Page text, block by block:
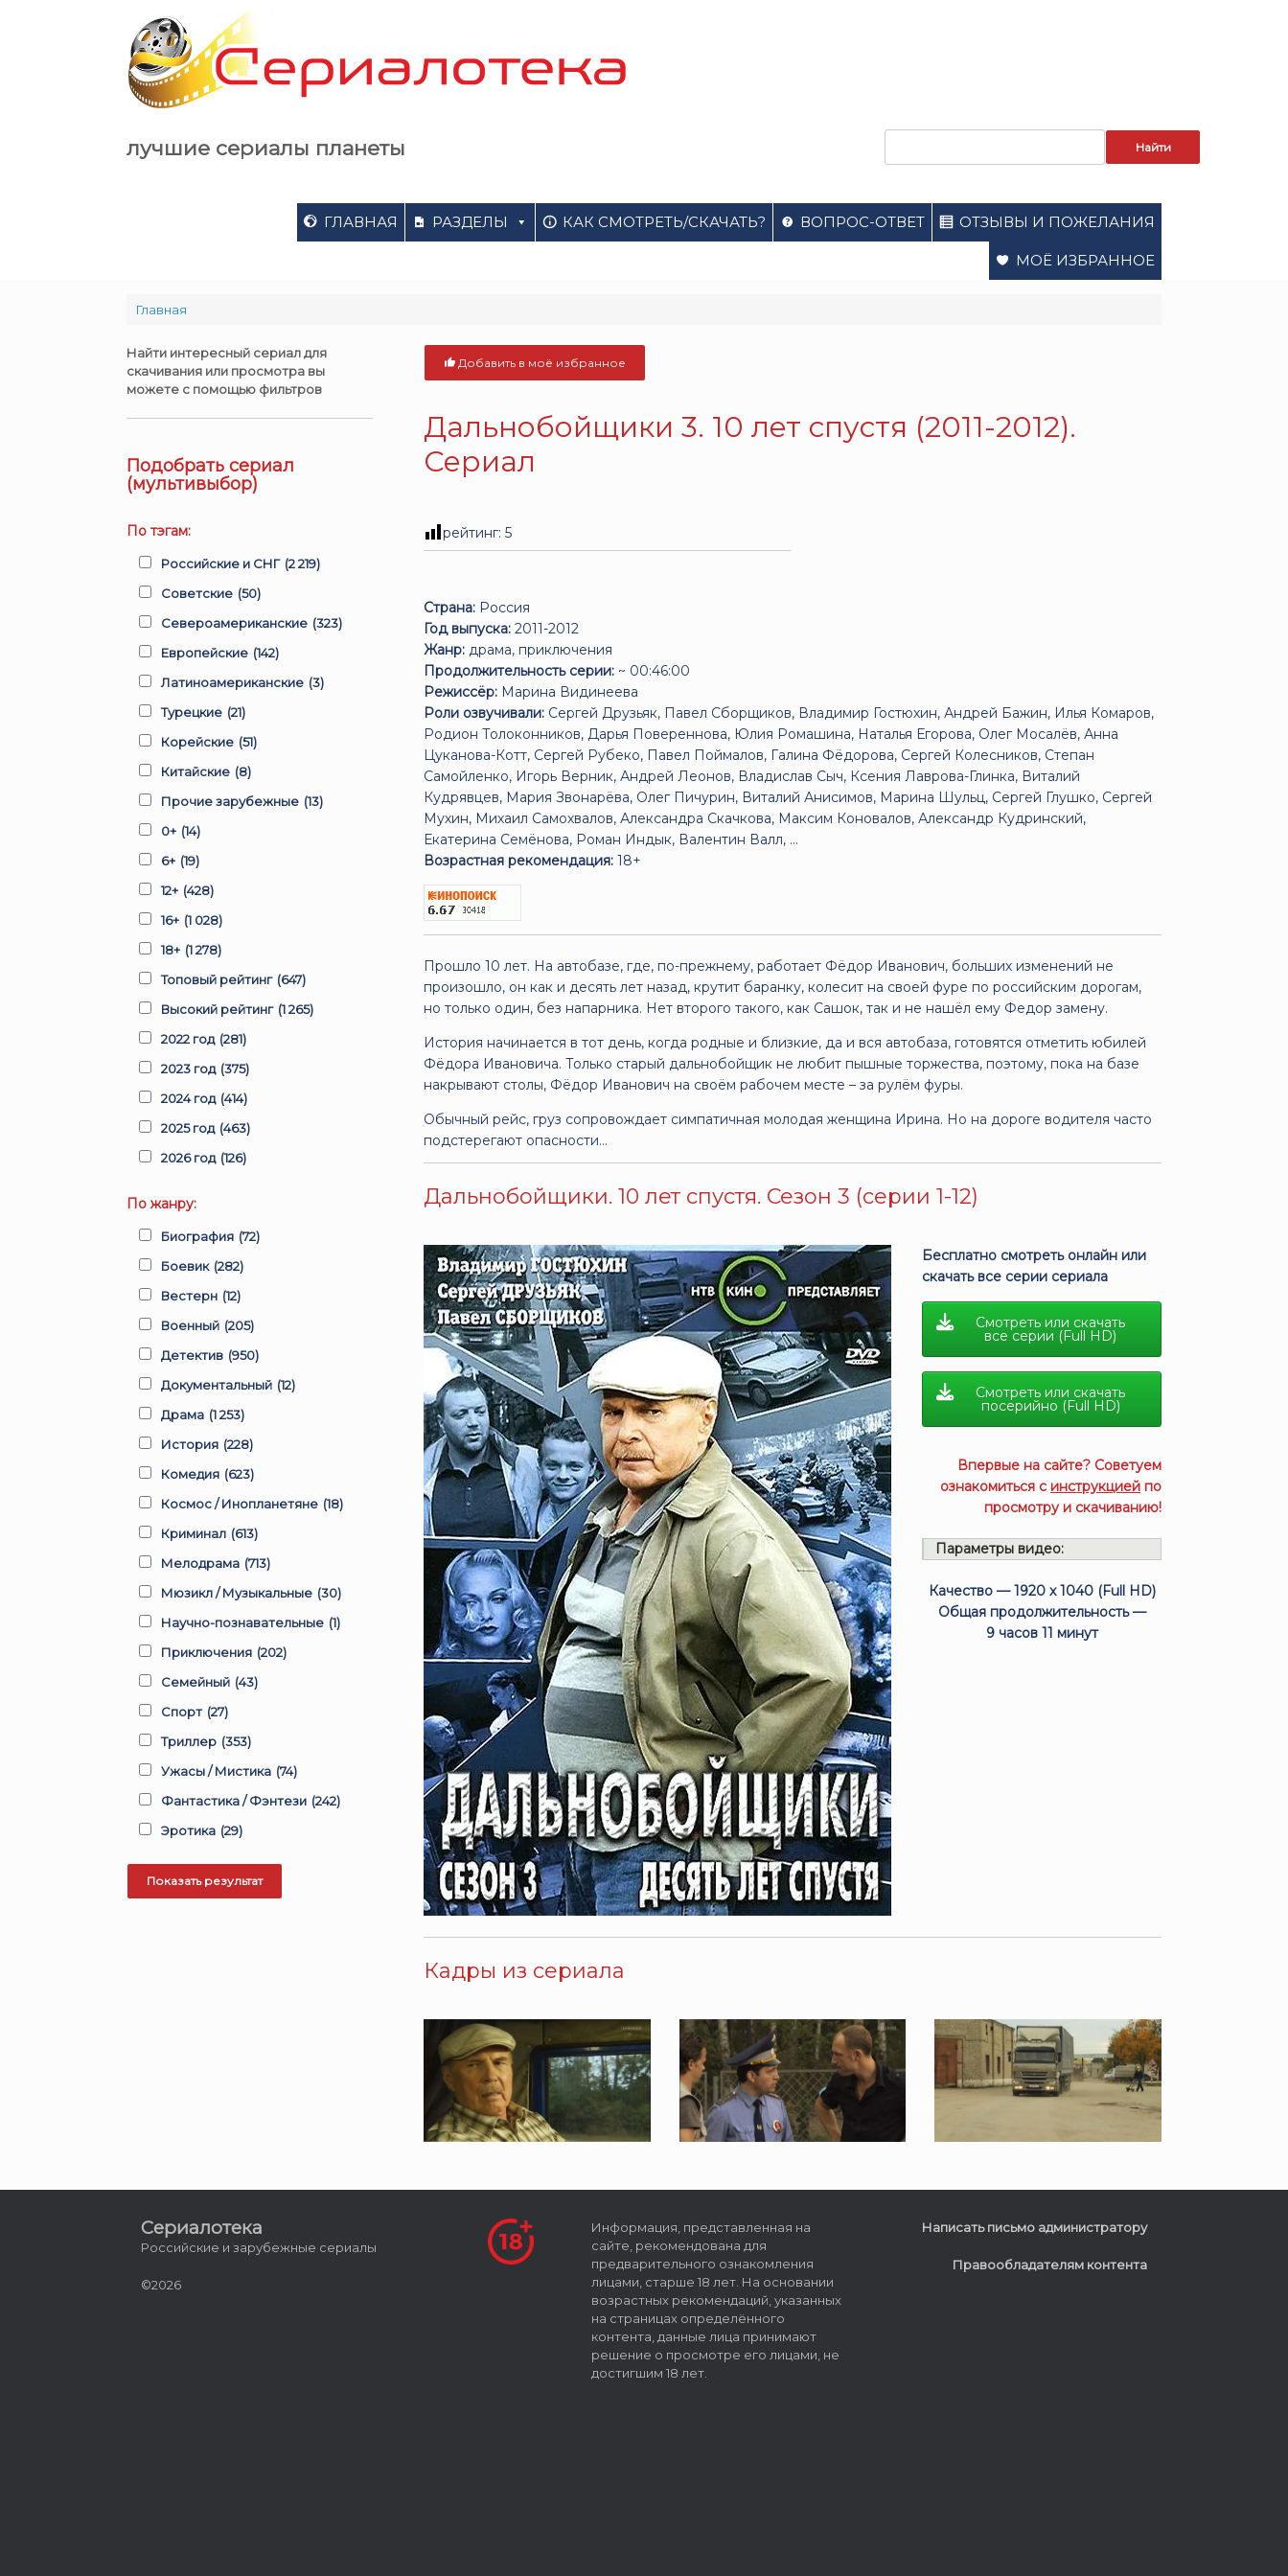
лучшие сериалы планеты
ГЛАВНАЯ РАЗДЕЛЫ КАК СМОТРЕТЬ/СКАЧАТЬ? ВОПРОС-ОТВЕТ ОТЗЫВЫ И ПОЖЕЛАНИЯ
МОЁ ИЗБРАННОЕ
Главная
Добавить в моё избранное
Дальнобойщики 3. 10 лет спустя (2011-2012).
Сериал
рейтинг:5
Страна: Россия
Год выпуска: 2011-2012
Жанр: драма, приключения
Продолжительность серии: ~ 00:46:00
Режиссёр: Марина Видинеева
Роли озвучивали: Сергей Друзьяк, Павел Сборщиков, Владимир Гостюхин, Андрей Бажин, Илья Комаров,
Родион Толоконников, Дарья Повереннова, Юлия Ромашина, Наталья Егорова, Олег Мосалёв, Анна
Цуканова-Котт, Сергей Рубеко, Павел Поймалов, Галина Фёдорова, Сергей Колесников, Степан
Самойленко, Игорь Верник, Андрей Леонов, Владислав Сыч, Ксения Лаврова-Глинка, Виталий
Кудрявцев, Мария Звонарёва, Олег Пичурин, Виталий Анисимов, Марина Шульц, Сергей Глушко, Сергей
Мухин, Михаил Самохвалов, Александра Скачкова, Максим Коновалов, Александр Кудринский,
Екатерина Семёнова, Роман Индык, Валентин Валл, ...
Возрастная рекомендация: 18+
Прошло 10 лет. На автобазе, где, по-прежнему, работает Фёдор Иванович, больших изменений не
произошло, он как и десять лет назад, крутит баранку, колесит на своей фуре по российским дорогам,
но только один, без напарника. Нет второго такого, как Сашок, так и не нашёл ему Федор замену.
История начинается в тот день, когда родные и близкие, да и вся автобаза, готовятся отметить юбилей
Фёдора Ивановича. Только старый дальнобойщик не любит пышные торжества, поэтому, пока на базе
накрывают столы, Фёдор Иванович на своём рабочем месте – за рулём фуры.
Обычный рейс, груз сопровождает симпатичная молодая женщина Ирина. Но на дороге водителя часто
подстерегают опасности…
Дальнобойщики. 10 лет спустя. Сезон 3 (серии 1-12)
Бесплатно смотреть онлайн или
скачать все серии сериала
Смотреть или скачать
все серии (Full HD)
Смотреть или скачать
посерийно (Full HD)
Впервые на сайте? Советуем
ознакомиться с инструкцией по
просмотру и скачиванию!
Параметры видео:
Качество — 1920 x 1040 (Full HD)
Общая продолжительность —
9 часов 11 минут
Кадры из сериала
Найти интересный сериал для
скачивания или просмотра вы
можете с помощью фильтров
Подобрать сериал
(мультивыбор)
По тэгам:
Российские и СНГ (2 219)
Советские (50)
Североамериканские (323)
Европейские (142)
Латиноамериканские (3)
Турецкие (21)
Корейские (51)
Китайские (8)
Прочие зарубежные (13)
0+ (14)
6+ (19)
12+ (428)
16+ (1 028)
18+ (1 278)
Топовый рейтинг (647)
Высокий рейтинг (1 265)
2022 год (281)
2023 год (375)
2024 год (414)
2025 год (463)
2026 год (126)
По жанру:
Биография (72)
Боевик (282)
Вестерн (12)
Военный (205)
Детектив (950)
Документальный (12)
Драма (1 253)
История (228)
Комедия (623)
Космос / Инопланетяне (18)
Криминал (613)
Мелодрама (713)
Мюзикл / Музыкальные (30)
Научно-познавательные (1)
Приключения (202)
Семейный (43)
Спорт (27)
Триллер (353)
Ужасы / Мистика (74)
Фантастика / Фэнтези (242)
Эротика (29)
Сериалотека
Российские и зарубежные сериалы
©2026
Информация, представленная на
сайте, рекомендована для
предварительного ознакомления
лицами, старше 18 лет. На основании
возрастных рекомендаций, указанных
на страницах определённого
контента, данные лица принимают
решение о просмотре его лицами, не
достигшим 18 лет.
Написать письмо администратору
Правообладателям контента